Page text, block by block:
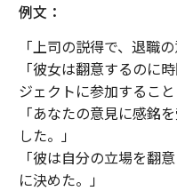
例文：
「上司の説得で、退職
「彼女は翻意するのに
ジェクトに参加すること
「あなたの意見に感銘
した。」
「彼は自分の立場を翻
に決めた。」